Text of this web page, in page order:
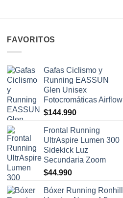
FAVORITOS
Gafas Ciclismo y
Running EASSUN
Glen Unisex
Fotocromáticas Airflow
$144.990
Frontal Running
UltrAspire Lumen 300
Sidekick Luz
Secundaria Zoom
$44.990
Bóxer Running Ronhill